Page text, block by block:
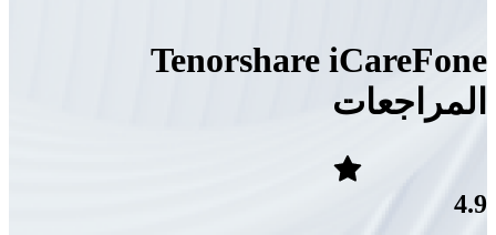
Tenorshare iCareFone
المراجعات
4.9